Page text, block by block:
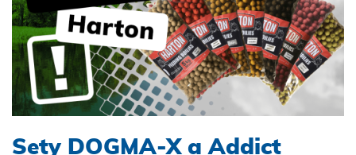
Sety DOGMA-X a Addict